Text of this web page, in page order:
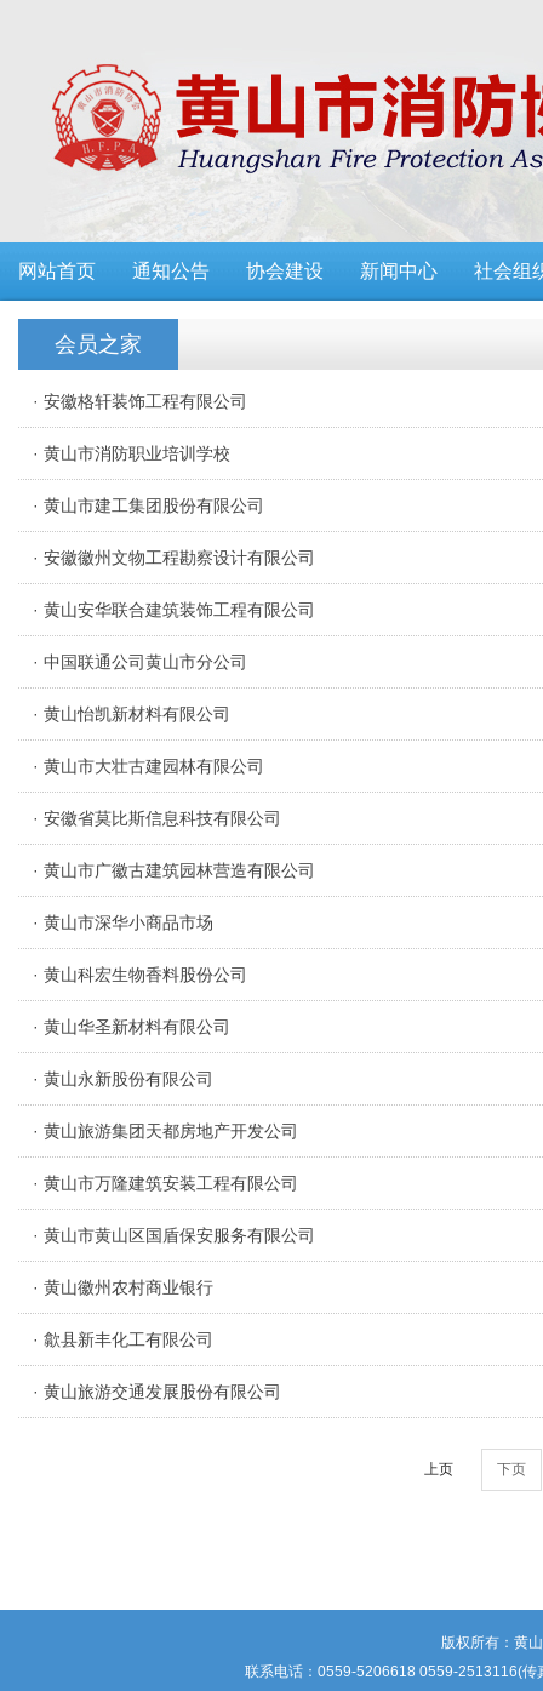
网站首页 通知公告 协会建设 新闻中心 社会组
会员之家
· 安徽格轩装饰工程有限公司
· 黄山市消防职业培训学校
· 黄山市建工集团股份有限公司
· 安徽徽州文物工程勘察设计有限公司
· 黄山安华联合建筑装饰工程有限公司
· 中国联通公司黄山市分公司
· 黄山怡凯新材料有限公司
· 黄山市大壮古建园林有限公司
· 安徽省莫比斯信息科技有限公司
· 黄山市广徽古建筑园林营造有限公司
· 黄山市深华小商品市场
· 黄山科宏生物香料股份公司
· 黄山华圣新材料有限公司
· 黄山永新股份有限公司
· 黄山旅游集团天都房地产开发公司
· 黄山市万隆建筑安装工程有限公司
· 黄山市黄山区国盾保安服务有限公司
· 黄山徽州农村商业银行
· 歙县新丰化工有限公司
· 黄山旅游交通发展股份有限公司
上页 下页
版权所有：
联系电话：0559-5206618 0559-2513116(